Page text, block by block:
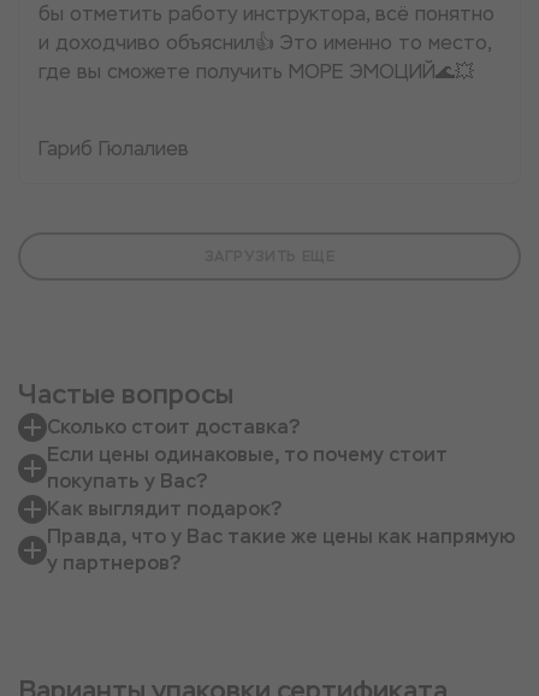
бы отметить работу инструктора, всё понятно
и доходчиво объяснил👍 Это именно то место,
где вы сможете получить МОРЕ ЭМОЦИЙ🌊💥
Гариб Гюлалиев
Частые вопросы
Сколько стоит доставка?
Если цены одинаковые, то почему стоит
покупать у Вас?
Как выглядит подарок?
Правда, что у Вас такие же цены как напрямую
у партнеров?